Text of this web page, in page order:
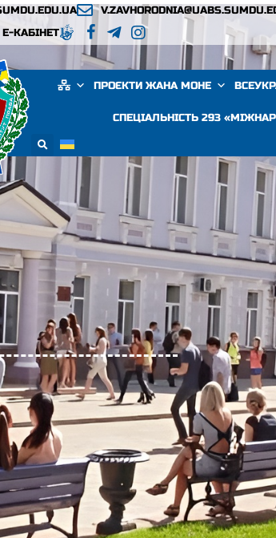
Е-КАБІНЕТ
ПРОЄКТИ ЖАНА МОНЕ
СПЕЦІАЛЬНІСТЬ 293